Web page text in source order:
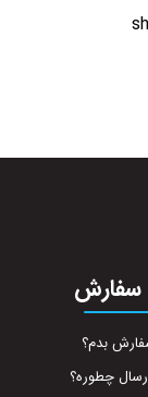
سفارش
بدم؟
چطوره؟